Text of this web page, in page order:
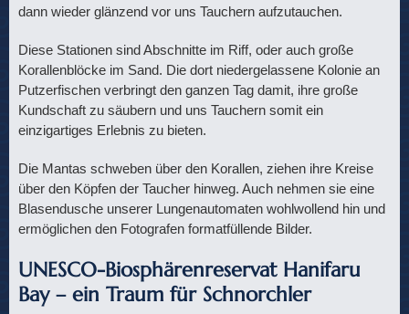
dann wieder glänzend vor uns Tauchern aufzutauchen.
Diese Stationen sind Abschnitte im Riff, oder auch große
Korallenblöcke im Sand. Die dort niedergelassene Kolonie an
Putzerfischen verbringt den ganzen Tag damit, ihre große
Kundschaft zu säubern und uns Tauchern somit ein
einzigartiges Erlebnis zu bieten.
Die Mantas schweben über den Korallen, ziehen ihre Kreise
über den Köpfen der Taucher hinweg. Auch nehmen sie eine
Blasendusche unserer Lungenautomaten wohlwollend hin und
ermöglichen den Fotografen formatfüllende Bilder.
UNESCO-Biosphärenreservat Hanifaru
Bay – ein Traum für Schnorchler